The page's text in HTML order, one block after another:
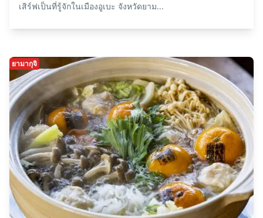
เสิร์ฟเป็นที่รู้จักในเมืองอูเบะ จังหวัดยาม...
ยามากุจิ